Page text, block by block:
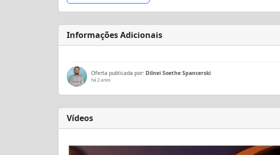
Informações Adicionais
Oferta publicada por: Dilnei Soethe Spancerski
há 2 anos
Vídeos